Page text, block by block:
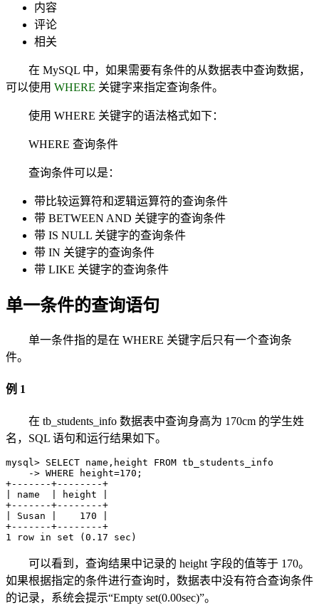
内容
评论
相关
在 MySQL 中，如果需要有条件的从数据表中查询数据，
可以使用 WHERE 关键字来指定查询条件。
使用 WHERE 关键字的语法格式如下：
WHERE 查询条件
查询条件可以是：
带比较运算符和逻辑运算符的查询条件
带 BETWEEN AND 关键字的查询条件
带 IS NULL 关键字的查询条件
带 IN 关键字的查询条件
带 LIKE 关键字的查询条件
单一条件的查询语句
单一条件指的是在 WHERE 关键字后只有一个查询条
件。
例 1
在 tb_students_info 数据表中查询身高为 170cm 的学生姓
名，SQL 语句和运行结果如下。
mysql> SELECT name,height FROM tb_students_info
    -> WHERE height=170;
+-------+--------+
| name  | height |
+-------+--------+
| Susan |    170 |
+-------+--------+
1 row in set (0.17 sec)
可以看到，查询结果中记录的 height 字段的值等于 170。
如果根据指定的条件进行查询时，数据表中没有符合查询条件
的记录，系统会提示“Empty set(0.00sec)”。